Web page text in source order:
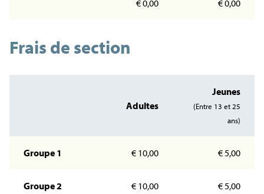
€ 0,00 € 0,00
Frais de section
Adultes
Jeunes
(Entre 13 et 25
ans)
Groupe 1 € 10,00 € 5,00
Groupe 2 € 10,00 € 5,00